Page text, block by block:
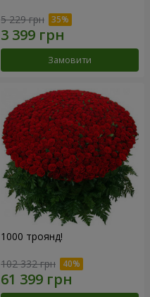
5 229 грн
Замовити
1000 троянд!
102 332 грн